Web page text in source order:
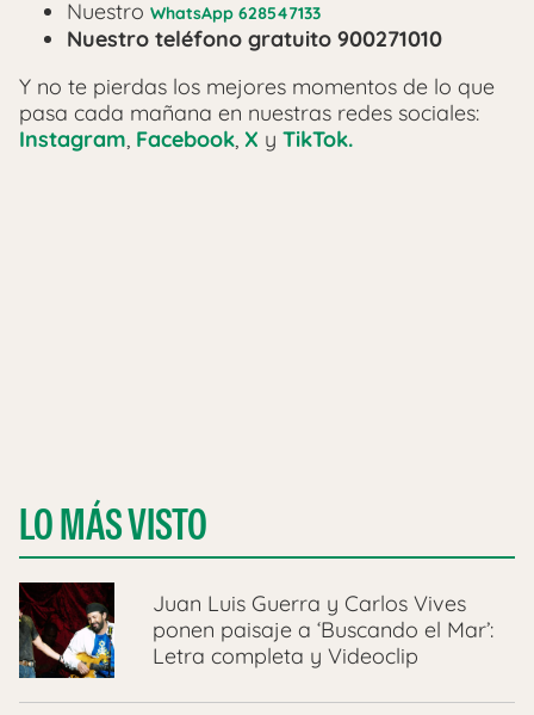
Nuestro WhatsApp 628547133
Nuestro teléfono gratuito 900271010
Y no te pierdas los mejores momentos de lo que
pasa cada mañana en nuestras redes sociales:
Instagram, Facebook, X y TikTok.
LO MÁS VISTO
Juan Luis Guerra y Carlos Vives
ponen paisaje a ‘Buscando el Mar’:
Letra completa y Videoclip